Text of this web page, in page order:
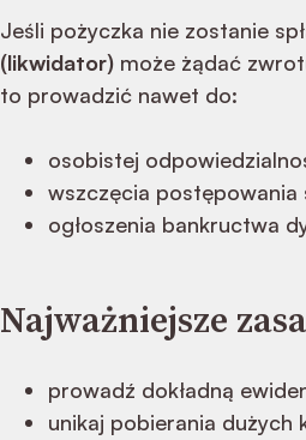
Jeśli pożyczka nie zostanie
(likwidator) może żądać
to prowadzić nawet do:
osobistej
wszczęcia postępowania
ogłoszenia bankructwa
Najważniejsze
prowadź dokładną
unikaj pobierania dużych